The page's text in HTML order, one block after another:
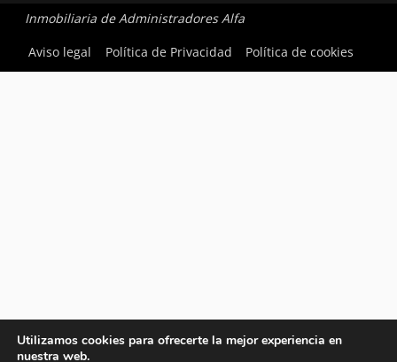
Inmobiliaria de Administradores Alfa
Aviso legal
Política de Privacidad Política de cookies
Utilizamos cookies para ofrecerte la mejor experiencia en
nuestra web.